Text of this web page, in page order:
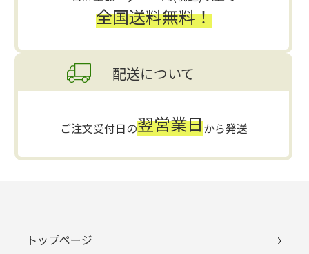
全国送料無料！
配送について
ご注文受付日の翌営業日から発送
トップページ